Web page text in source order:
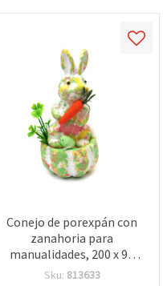
Conejo de porexpán con
zanahoria para
manualidades, 200 x 95
mm
Sku: 813633